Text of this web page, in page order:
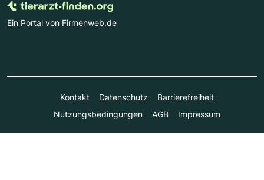
Ein Portal von Firmenweb.de
Kontakt Datenschutz
Barrierefreiheit
Nutzungsbedingungen
AGB Impressum